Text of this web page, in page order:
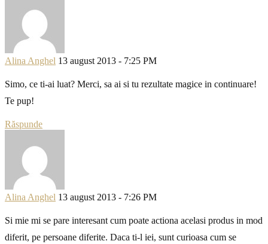
Alina Anghel 13 august 2013 - 7:25 PM
Simo, ce ti-ai luat? Merci, sa ai si tu rezultate magice in continuare!
Te pup!
Răspunde
Alina Anghel 13 august 2013 - 7:26 PM
Si mie mi se pare interesant cum poate actiona acelasi produs in mod
diferit, pe persoane diferite. Daca ti-l iei, sunt curioasa cum se